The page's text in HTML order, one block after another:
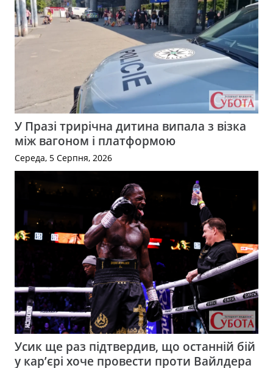
У Празі трирічна дитина випала з візка
між вагоном і платформою
Середа, 5 Серпня, 2026
Усик ще раз підтвердив, що останній бій
у кар’єрі хоче провести проти Вайлдера